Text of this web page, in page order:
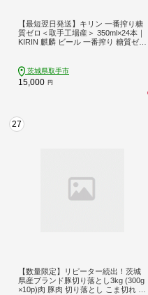
【最短翌日発送】キリン 一番搾り糖
質ゼロ＜取手工場産＞ 350ml×24本｜
KIRIN 麒麟 ビール 一番搾り 糖質ゼロ
茨城県取手市
15,000 円
27
【数量限定】リピーター続出！茨城
県産ブランド豚切り落とし3kg (300g
×10p)肉 豚肉 切り落とし こま切れ 小